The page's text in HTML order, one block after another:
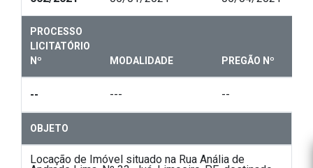
PROCESSO
LICITATÓRIO
Nº
MODALIDADE PREGÃO Nº
-- --- --
OBJETO
Locação de Imóvel situado na Rua Anália de